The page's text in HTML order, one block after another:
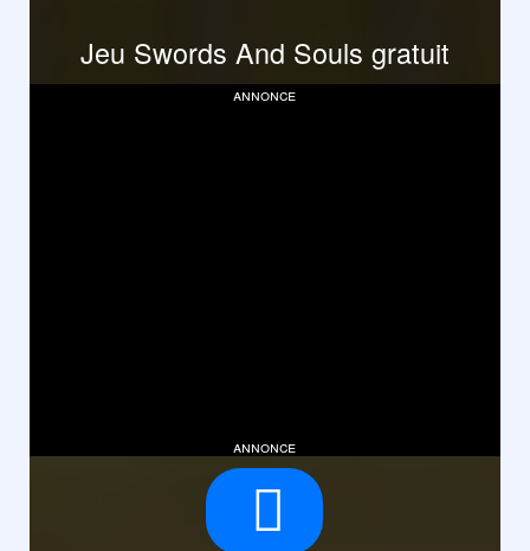
Jeu Swords And Souls gratuit
annonce
annonce